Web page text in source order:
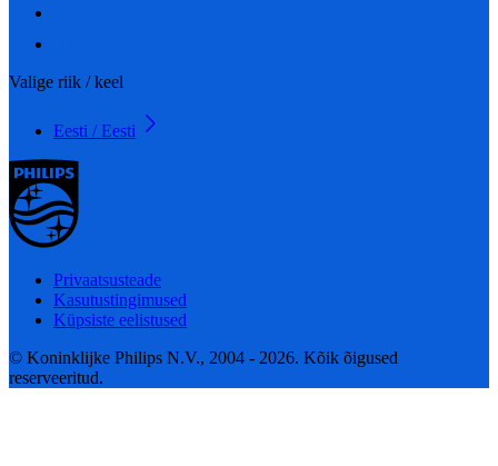
Valige riik / keel
Eesti / Eesti
Privaatsusteade
Kasutustingimused
Küpsiste eelistused
© Koninklijke Philips N.V., 2004 - 2026. Kõik õigused
reserveeritud.